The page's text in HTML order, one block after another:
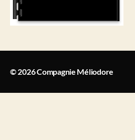
© 2026Compagnie Méliodore